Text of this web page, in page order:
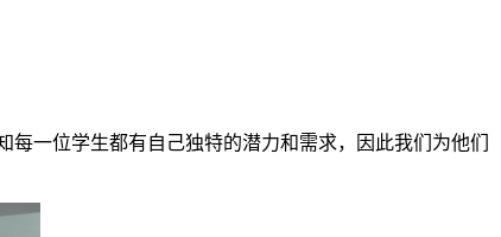
一位学生都有自己独特的潜力和需求，因此我们为他们